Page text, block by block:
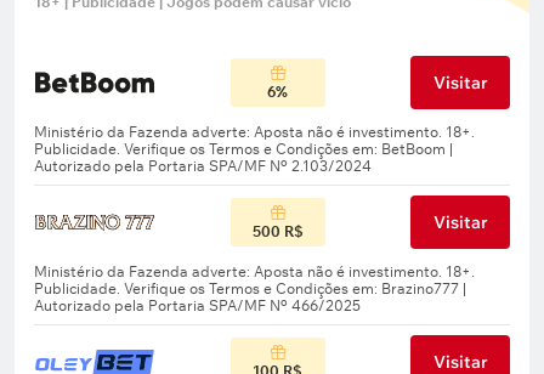
6% Visitar
500 R$ Visitar
Visitar